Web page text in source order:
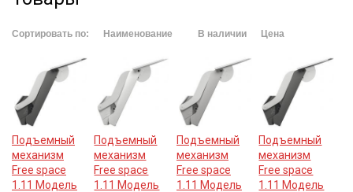
Сортировать по: Наименование В наличии Цена
Подъемный
механизм
Free space
1.11 Модель
Подъемный
механизм
Free space
1.11 Модель
Подъемный
механизм
Free space
1.11 Модель
Подъемный
механизм
Free space
1.11 Модель